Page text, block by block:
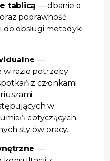
tablicą — dbanie o
poprawność
do obsługi metodyki
—
w razie potrzeby
z członkami
w
dotyczących
stylów pracy.
—